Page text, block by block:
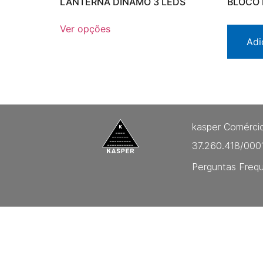
Ver opções
kasper
37.260.418/
Perguntas